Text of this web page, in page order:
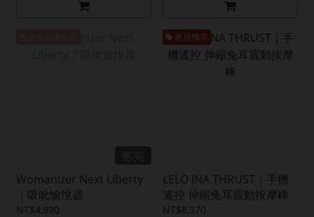
Womanizer Next Liberty
｜吸吮愉悅器
NT$4,890
會員獨享
LELO INA THRUST｜手機
遙控 伸縮兔耳震動按摩棒
NT$8,370